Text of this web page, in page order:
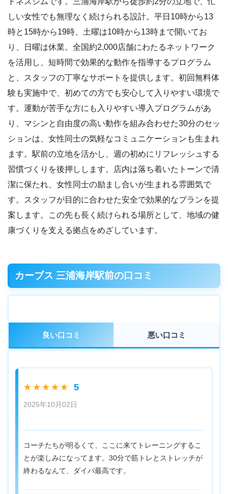
しい女性でも無理なく続けられる設計。平日10時から13
時と15時から19時、土曜は10時から13時まで開いてお
り、日曜は休業。全国約2,000店舗にわたるネットワーク
を活用し、短時間で効果的な動作を指導するプログラム
と、スタッフの丁寧なサポートを提供します。初回無料体
験も実施中で、初めての方でも安心して入りやすい環境で
す。運動が苦手な方にも入りやすい導入プログラムがあ
り、マシンと自由度の高い動作を組み合わせた30分のセッ
ションは、女性同士の気軽なコミュニケーションも生まれ
ます。駅前の立地を活かし、週の初めにリフレッシュする
習慣づくりを後押しします。店内は落ち着いたトーンで清
潔に保たれ、女性同士の励まし合いが生まれる雰囲気で
す。スタッフが目的に合わせた安全で効果的なプランを提
案します。この先も長く続けられる場所として、地域の健
康づくりを支える拠点をめざしています。
カーブス 三浦海岸駅前の口コミ
良い口コミ 悪い口コミ
★★★★★ 5
2025年10月02日
コーチたちが明るくて、ここに来てトレーニングするこ
とが楽しみになってます。30分で筋トレとストレッチが
終わるなんて、ダイパ最高です。